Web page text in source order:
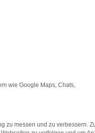
Seite in einem anderen
wie Google Maps, Chats,
zu messen und zu verbessern.